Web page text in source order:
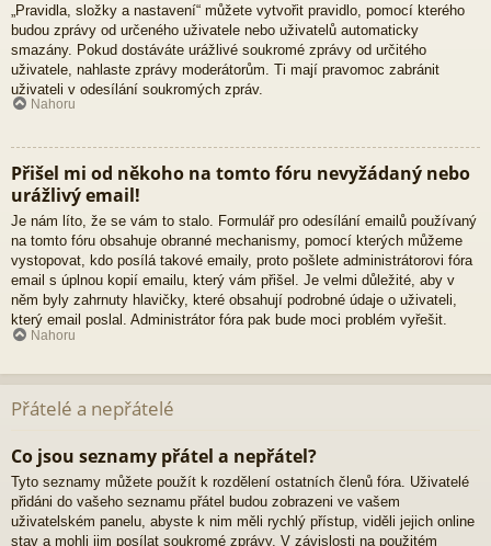
„Pravidla, složky a nastavení“ můžete vytvořit pravidlo, pomocí kterého
budou zprávy od určeného uživatele nebo uživatelů automaticky
smazány. Pokud dostáváte urážlivé soukromé zprávy od určitého
uživatele, nahlaste zprávy moderátorům. Ti mají pravomoc zabránit
uživateli v odesílání soukromých zpráv.
Nahoru
Přišel mi od někoho na tomto fóru nevyžádaný nebo
urážlivý email!
Je nám líto, že se vám to stalo. Formulář pro odesílání emailů používaný
na tomto fóru obsahuje obranné mechanismy, pomocí kterých můžeme
vystopovat, kdo posílá takové emaily, proto pošlete administrátorovi fóra
email s úplnou kopií emailu, který vám přišel. Je velmi důležité, aby v
něm byly zahrnuty hlavičky, které obsahují podrobné údaje o uživateli,
který email poslal. Administrátor fóra pak bude moci problém vyřešit.
Nahoru
Přátelé a nepřátelé
Co jsou seznamy přátel a nepřátel?
Tyto seznamy můžete použít k rozdělení ostatních členů fóra. Uživatelé
přidáni do vašeho seznamu přátel budou zobrazeni ve vašem
uživatelském panelu, abyste k nim měli rychlý přístup, viděli jejich online
stav a mohli jim posílat soukromé zprávy. V závislosti na použitém